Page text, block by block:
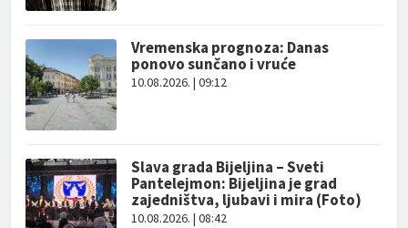
Vremenska prognoza: Danas
ponovo sunčano i vruće
10.08.2026. | 09:12
Slava grada Bijeljina – Sveti
Pantelejmon: Bijeljina je grad
zajedništva, ljubavi i mira (Foto)
10.08.2026. | 08:42